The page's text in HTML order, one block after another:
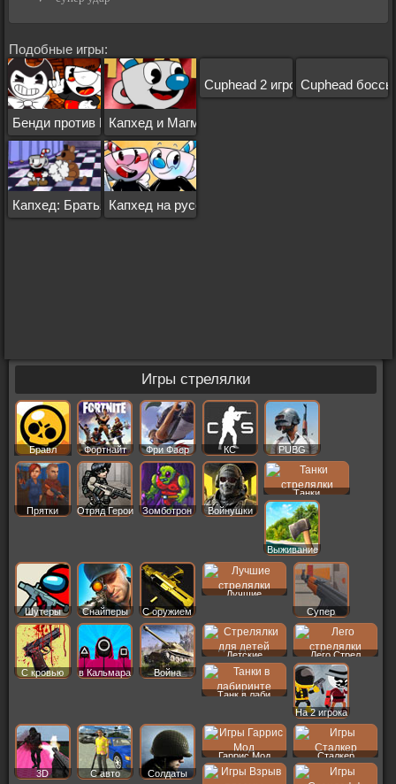
Подобные игры:
Бенди против КапхедаКапхед и Магмен
Cuphead 2 игрокаCuphead боссы
Капхед: Братья по оружию
Капхед на русском
Игры стрелялки
Бравл
Старс
Фортнайт Фри Фаер КС PUBG
Прятки Отряд Герои Зомботрон Войнушки
Танки
Выживание
Шутеры Снайперы С оружием
Лучшие
Супер
С кровью в Кальмара Война
Детские Лего Стрел
Танк в лаби
На 2 игрока
3D С авто Солдаты
Гаррис Мод Сталкер